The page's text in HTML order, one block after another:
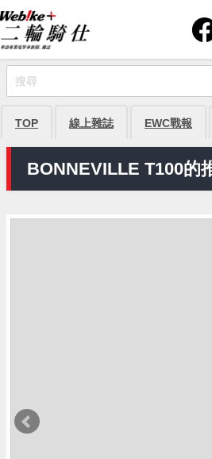
TOP 線上雜誌 EWC戰報
BONNEVILLE T100的